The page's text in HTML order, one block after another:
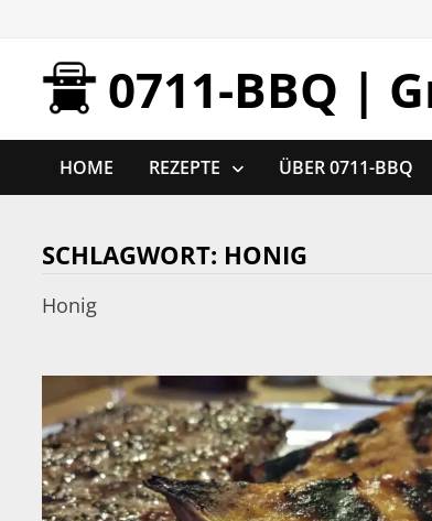
Inhalt
0711-BBQ |
HOME REZEPTE ÜBER 0711-BBQ
SCHLAGWORT: HONIG
Honig